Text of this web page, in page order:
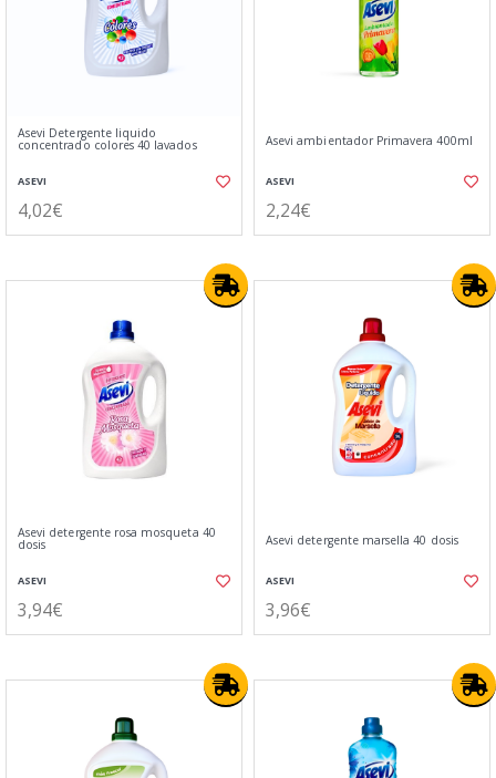
Asevi Detergente liquido
concentrado colores 40 lavados
ASEVI
4,02€
Asevi ambientador Primavera 400ml
ASEVI
2,24€
Asevi detergente rosa mosqueta 40
dosis
ASEVI
3,94€
Asevi detergente marsella 40 dosis
ASEVI
3,96€